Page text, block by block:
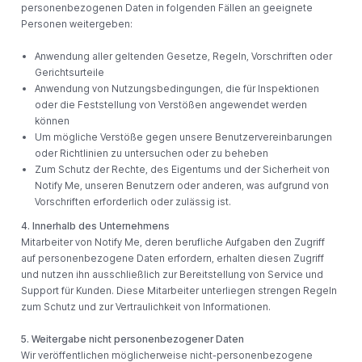
personenbezogenen Daten in folgenden Fällen an geeignete
Personen weitergeben:
Anwendung aller geltenden Gesetze, Regeln, Vorschriften oder
Gerichtsurteile
Anwendung von Nutzungsbedingungen, die für Inspektionen
oder die Feststellung von Verstößen angewendet werden
können
Um mögliche Verstöße gegen unsere Benutzervereinbarungen
oder Richtlinien zu untersuchen oder zu beheben
Zum Schutz der Rechte, des Eigentums und der Sicherheit von
Notify Me, unseren Benutzern oder anderen, was aufgrund von
Vorschriften erforderlich oder zulässig ist.
4. Innerhalb des Unternehmens
Mitarbeiter von Notify Me, deren berufliche Aufgaben den Zugriff
auf personenbezogene Daten erfordern, erhalten diesen Zugriff
und nutzen ihn ausschließlich zur Bereitstellung von Service und
Support für Kunden. Diese Mitarbeiter unterliegen strengen Regeln
zum Schutz und zur Vertraulichkeit von Informationen.
5. Weitergabe nicht personenbezogener Daten
Wir veröffentlichen möglicherweise nicht-personenbezogene